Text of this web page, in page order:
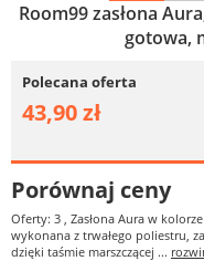
Room99 zasłona
gotowa,
Polecana oferta
43,90 zł
Porównaj ceny
Oferty: 3 , Zasłona Aura w
wykonana z trwałego poliestru,
dzięki taśmie marszczącej ...